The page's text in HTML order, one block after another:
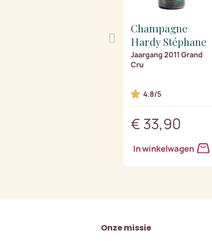
Champagne
Hardy Stéphane
Jaargang 2011 Grand
Cru
4.8/5
€ 33,90
In winkelwagen
Onze missie